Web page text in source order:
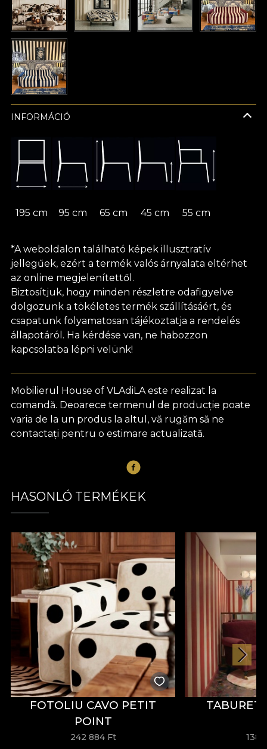
INFORMÁCIÓ
195 cm 95 cm 65 cm 45 cm 55 cm
*A weboldalon található képek illusztratív
jellegűek, ezért a termék valós árnyalata eltérhet
az online megjelenítettől.
Biztosítjuk, hogy minden részletre odafigyelve
dolgozunk a tökéletes termék szállításáért, és
csapatunk folyamatosan tájékoztatja a rendelés
állapotáról. Ha kérdése van, ne habozzon
kapcsolatba lépni velünk!
Mobilierul House of VLAdiLA este realizat la
comandă. Deoarece termenul de producție poate
varia de la un produs la altul, vă rugăm să ne
contactați pentru o estimare actualizată.
HASONLÓ TERMÉKEK
FOTOLIU CAVO PETIT
POINT
242 884 Ft
TABURET
138